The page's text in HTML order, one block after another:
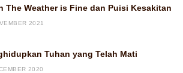
The Weather is Fine dan Puisi Kesakitan
2021
Tuhan yang Telah Mati
2020